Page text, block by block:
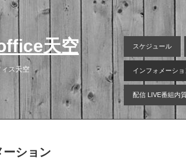
天空
ス天空
スケジュール
インフォメーショ
配信 LIVE番組内
ション